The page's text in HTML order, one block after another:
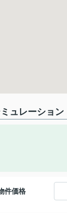
ュレーション
件価格